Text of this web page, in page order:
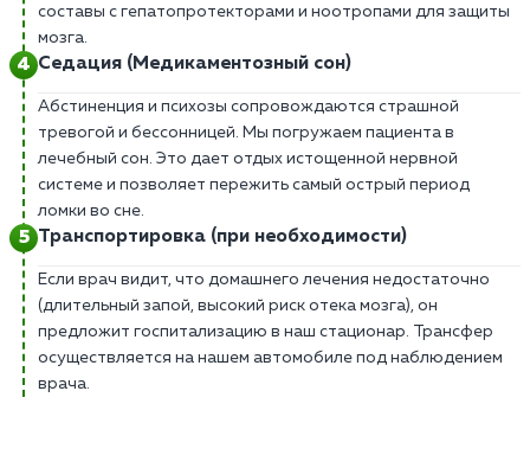
составы с гепатопротекторами и ноотропами для защиты
мозга.
Седация (Медикаментозный сон)
Абстиненция и психозы сопровождаются страшной
тревогой и бессонницей. Мы погружаем пациента в
лечебный сон. Это дает отдых истощенной нервной
системе и позволяет пережить самый острый период
ломки во сне.
Транспортировка (при необходимости)
Если врач видит, что домашнего лечения недостаточно
(длительный запой, высокий риск отека мозга), он
предложит госпитализацию в наш стационар. Трансфер
осуществляется на нашем автомобиле под наблюдением
врача.